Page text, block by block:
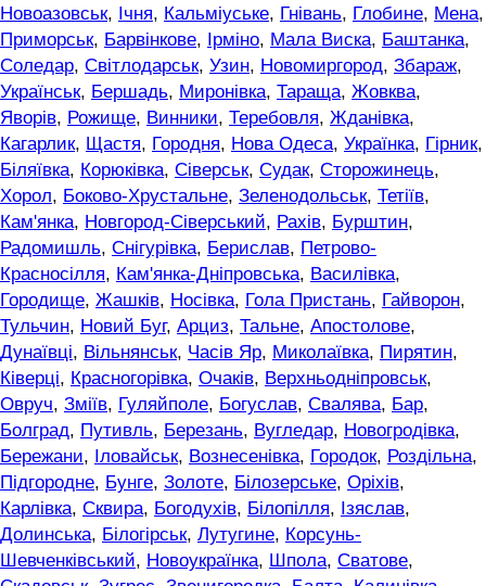
Новоазовськ, Ічня, Кальміуське, Гнівань, Глобине, Мена,
Приморськ, Барвінкове, Ірміно, Мала Виска, Баштанка,
Соледар, Світлодарськ, Узин, Новомиргород, Збараж,
Українськ, Бершадь, Миронівка, Тараща, Жовква,
Яворів, Рожище, Винники, Теребовля, Жданівка,
Кагарлик, Щастя, Городня, Нова Одеса, Українка, Гірник,
Біляївка, Корюківка, Сіверськ, Судак, Сторожинець,
Хорол, Боково-Хрустальне, Зеленодольськ, Тетіїв,
Кам'янка, Новгород-Сіверський, Рахів, Бурштин,
Радомишль, Снігурівка, Берислав, Петрово-
Красносілля, Кам'янка-Дніпровська, Василівка,
Городище, Жашків, Носівка, Гола Пристань, Гайворон,
Тульчин, Новий Буг, Арциз, Тальне, Апостолове,
Дунаївці, Вільнянськ, Часів Яр, Миколаївка, Пирятин,
Ківерці, Красногорівка, Очаків, Верхньодніпровськ,
Овруч, Зміїв, Гуляйполе, Богуслав, Свалява, Бар,
Болград, Путивль, Березань, Вугледар, Новогродівка,
Бережани, Іловайськ, Вознесенівка, Городок, Роздільна,
Підгородне, Бунге, Золоте, Білозерське, Оріхів,
Карлівка, Сквира, Богодухів, Білопілля, Ізяслав,
Долинська, Білогірськ, Лутугине, Корсунь-
Шевченківський, Новоукраїнка, Шпола, Сватове,